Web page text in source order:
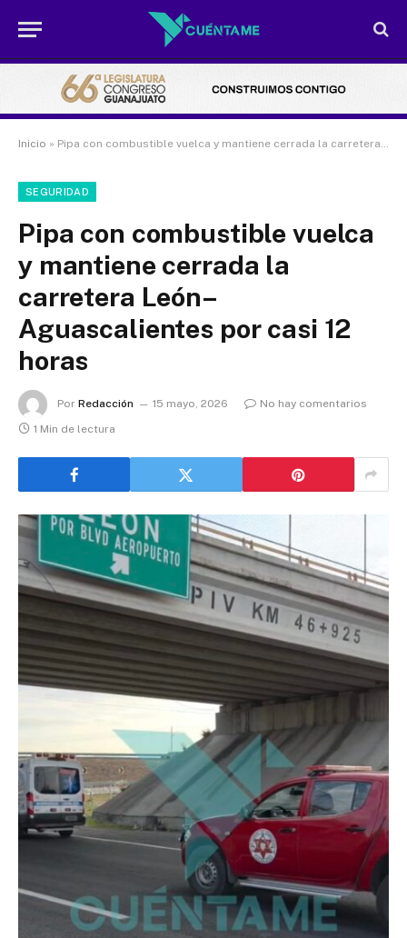
Inicio » Pipa con combustible vuelca y mantiene cerrada la carretera León–Aguascalientes por casi 12 horas
SEGURIDAD
Pipa con combustible vuelca
y mantiene cerrada la
carretera León–
Aguascalientes por casi 12
horas
Por Redacción 15 mayo, 2026
No hay comentarios
1 Min de lectura